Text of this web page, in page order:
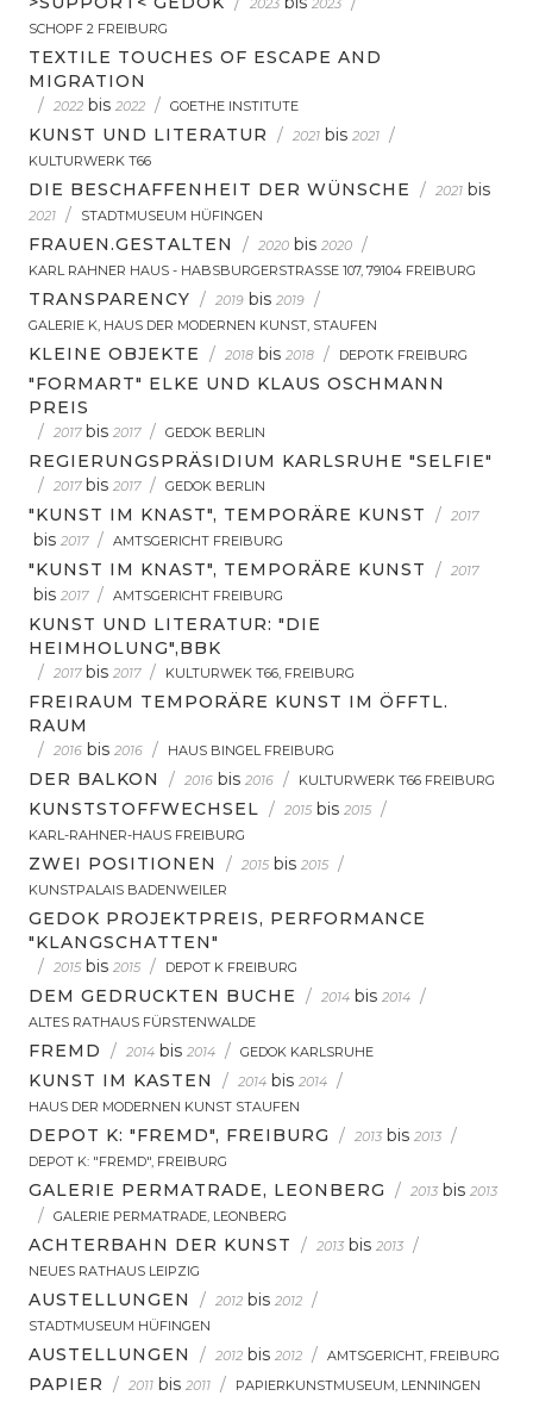
2023 2023
SCHOPF 2 FREIBURG
TEXTILE TOUCHES OF ESCAPE AND
MIGRATION
/ 2022 bis 2022 / GOETHE INSTITUTE
KUNST UND LITERATUR / 2021 bis 2021 /
KULTURWERK T66
DIE BESCHAFFENHEIT DER WÜNSCHE / 2021 bis
2021 / STADTMUSEUM HÜFINGEN
FRAUEN.GESTALTEN / 2020 bis 2020 /
KARL RAHNER HAUS - HABSBURGERSTRASSE 107, 79104 FREIBURG
TRANSPARENCY / 2019 bis 2019 /
GALERIE K, HAUS DER MODERNEN KUNST, STAUFEN
KLEINE OBJEKTE / 2018 bis 2018 / DEPOTK FREIBURG
"FORMART" ELKE UND KLAUS OSCHMANN
PREIS
/ 2017 bis 2017 / GEDOK BERLIN
REGIERUNGSPRÄSIDIUM KARLSRUHE "SELFIE"
/ 2017 bis 2017 / GEDOK BERLIN
"KUNST IM KNAST", TEMPORÄRE KUNST / 2017
bis 2017 / AMTSGERICHT FREIBURG
"KUNST IM KNAST", TEMPORÄRE KUNST / 2017
bis 2017 / AMTSGERICHT FREIBURG
KUNST UND LITERATUR: "DIE
HEIMHOLUNG",BBK
/ 2017 bis 2017 / KULTURWEK T66, FREIBURG
FREIRAUM TEMPORÄRE KUNST IM ÖFFTL.
RAUM
/ 2016 bis 2016 / HAUS BINGEL FREIBURG
DER BALKON / 2016 bis 2016 / KULTURWERK T66 FREIBURG
KUNSTSTOFFWECHSEL / 2015 bis 2015 /
KARL-RAHNER-HAUS FREIBURG
ZWEI POSITIONEN / 2015 bis 2015 /
KUNSTPALAIS BADENWEILER
GEDOK PROJEKTPREIS, PERFORMANCE
"KLANGSCHATTEN"
/ 2015 bis 2015 / DEPOT K FREIBURG
DEM GEDRUCKTEN BUCHE / 2014 bis 2014 /
ALTES RATHAUS FÜRSTENWALDE
FREMD / 2014 bis 2014 / GEDOK KARLSRUHE
KUNST IM KASTEN / 2014 bis 2014 /
HAUS DER MODERNEN KUNST STAUFEN
DEPOT K: "FREMD", FREIBURG / 2013 bis 2013 /
DEPOT K: "FREMD", FREIBURG
GALERIE PERMATRADE, LEONBERG / 2013 bis 2013
/ GALERIE PERMATRADE, LEONBERG
ACHTERBAHN DER KUNST / 2013 bis 2013 /
NEUES RATHAUS LEIPZIG
AUSTELLUNGEN / 2012 bis 2012 /
STADTMUSEUM HÜFINGEN
AUSTELLUNGEN / 2012 bis 2012 / AMTSGERICHT, FREIBURG
PAPIER / 2011 bis 2011 / PAPIERKUNSTMUSEUM, LENNINGEN